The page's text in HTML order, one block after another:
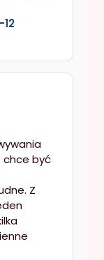
chce być
Z